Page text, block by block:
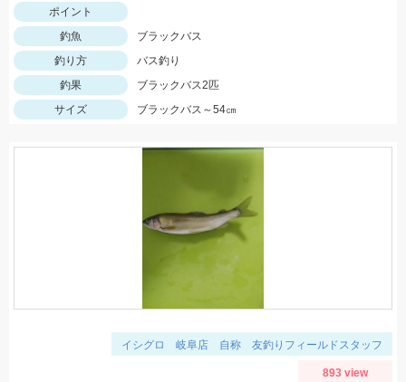
ポイント
釣魚
ブラックバス
釣り方
バス釣り
釣果
ブラックバス2匹
サイズ
ブラックバス～54㎝
イシグロ 岐阜店 自称 友釣りフィールドスタッフ
893 view